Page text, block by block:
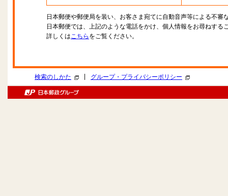
日本郵便や郵便局を装い、お客さま宛てに自動音声等による不審
日本郵便では、上記のような電話をかけ、個人情報をお尋ねする
詳しくはこちら をご覧ください。
検索のしかた グループ・プライバシーポリシー